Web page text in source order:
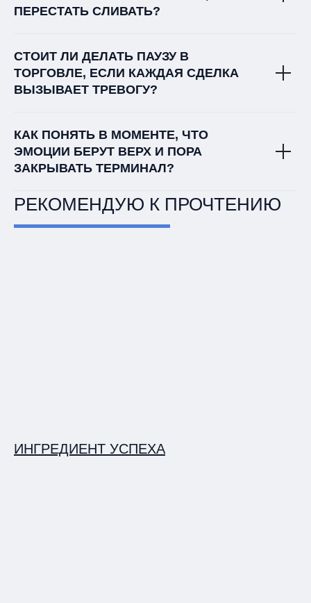
ПЕРЕСТАТЬ СЛИВАТЬ?
СТОИТ ЛИ ДЕЛАТЬ ПАУЗУ В
ТОРГОВЛЕ, ЕСЛИ КАЖДАЯ СДЕЛКА
ВЫЗЫВАЕТ ТРЕВОГУ?
КАК ПОНЯТЬ В МОМЕНТЕ, ЧТО
ЭМОЦИИ БЕРУТ ВЕРХ И ПОРА
ЗАКРЫВАТЬ ТЕРМИНАЛ?
РЕКОМЕНДУЮ К ПРОЧТЕНИЮ
ИНГРЕДИЕНТ УСПЕХА